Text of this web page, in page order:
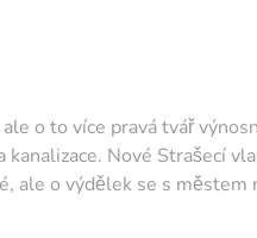
o to více pravá tvář
kanalizace. Nové Strašecí
ale o výdělek se s